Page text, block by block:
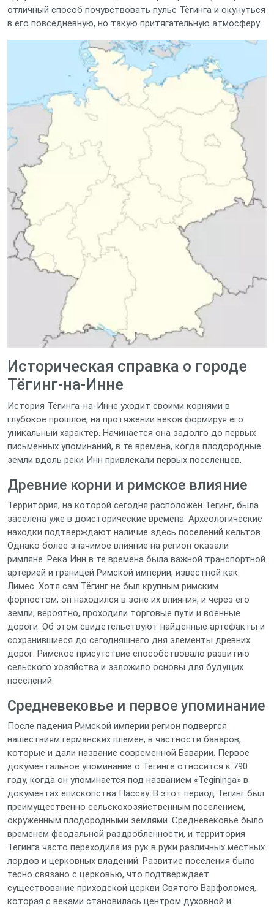
отличный способ почувствовать пульс Тёгинга и окунуться
в его повседневную, но такую притягательную атмосферу.
Историческая справка о городе
Тёгинг-на-Инне
История Тёгинга-на-Инне уходит своими корнями в
глубокое прошлое, на протяжении веков формируя его
уникальный характер. Начинается она задолго до первых
письменных упоминаний, в те времена, когда плодородные
земли вдоль реки Инн привлекали первых поселенцев.
Древние корни и римское влияние
Территория, на которой сегодня расположен Тёгинг, была
заселена уже в доисторические времена. Археологические
находки подтверждают наличие здесь поселений кельтов.
Однако более значимое влияние на регион оказали
римляне. Река Инн в те времена была важной транспортной
артерией и границей Римской империи, известной как
Лимес. Хотя сам Тёгинг не был крупным римским
форпостом, он находился в зоне их влияния, и через его
земли, вероятно, проходили торговые пути и военные
дороги. Об этом свидетельствуют найденные артефакты и
сохранившиеся до сегодняшнего дня элементы древних
дорог. Римское присутствие способствовало развитию
сельского хозяйства и заложило основы для будущих
поселений.
Средневековье и первое упоминание
После падения Римской империи регион подвергся
нашествиям германских племен, в частности баваров,
которые и дали название современной Баварии. Первое
документальное упоминание о Тёгинге относится к 790
году, когда он упоминается под названием «Tegininga» в
документах епископства Пассау. В этот период Тёгинг был
преимущественно сельскохозяйственным поселением,
окруженным плодородными землями. Средневековье было
временем феодальной раздробленности, и территория
Тёгинга часто переходила из рук в руки различных местных
лордов и церковных владений. Развитие поселения было
тесно связано с церковью, что подтверждает
существование приходской церкви Святого Варфоломея,
которая с веками становилась центром духовной и